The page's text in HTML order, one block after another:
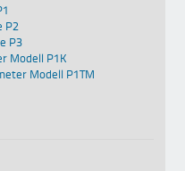
P2
P3
Modell P1K
Modell P1TM